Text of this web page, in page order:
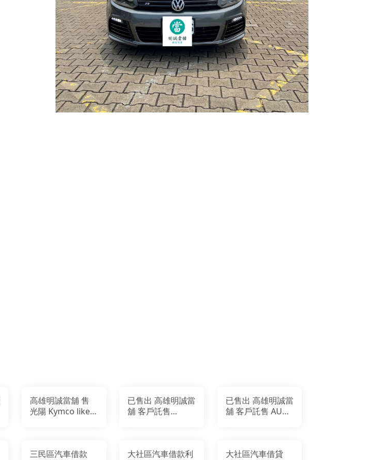
高雄明誠當舖 售
光陽 Kymco like
已售出 高雄明誠當
舖 客戶託售
已售出 高雄明誠當
舖 客戶託售 AUDI
三民區汽車借款
大社區汽車借款利
大社區汽車借貸